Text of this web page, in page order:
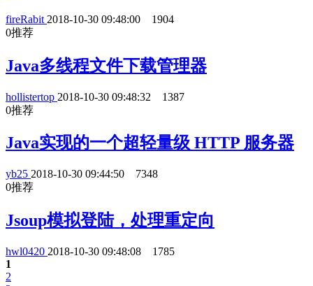
fireRabit 2018-10-30 09:48:00
1904
0推荐
Java多线程文件下载管理器
hollistertop 2018-10-30 09:48:32
1387
0推荐
Java实现的一个超轻量级 HTTP 服务器
yb25 2018-10-30 09:44:50
7348
0推荐
Jsoup模拟登陆，处理重定向
hwl0420 2018-10-30 09:48:08
1785
1
2